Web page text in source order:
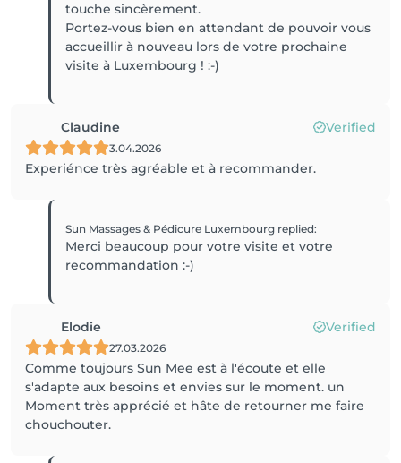
touche sincèrement.
Portez-vous bien en attendant de pouvoir vous
accueillir à nouveau lors de votre prochaine
visite à Luxembourg ! :-)
Claudine Verified
3.04.2026
Experiénce très agréable et à recommander.
Sun Massages & Pédicure Luxembourg replied:
Merci beaucoup pour votre visite et votre
recommandation :-)
Elodie Verified
27.03.2026
Comme toujours Sun Mee est à l'écoute et elle
s'adapte aux besoins et envies sur le moment. un
Moment très apprécié et hâte de retourner me faire
chouchouter.